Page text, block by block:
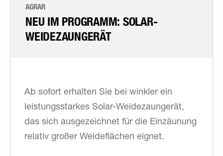
AGRAR
NEU IM PROGRAMM: SOLAR-
WEIDEZAUNGERÄT
Ab sofort erhalten Sie bei winkler ein
leistungsstarkes Solar-Weidezaungerät,
das sich ausgezeichnet für die Einzäunung
relativ großer Weideflächen eignet.